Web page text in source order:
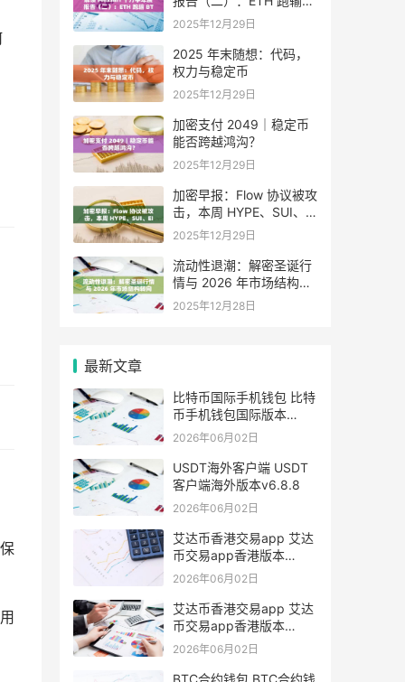
BTC，是边缘化还是定价
2025年12月29日
2025 年末随想：代码，
权力与稳定币
2025年12月29日
加密支付 2049｜稳定币
能否跨越鸿沟？
2025年12月29日
加密早报：Flow 协议被攻
击，本周 HYPE、SUI、
EIGEN 等代币将迎来大额
2025年12月29日
流动性退潮：解密圣诞行
情与 2026 年市场结构转
向
2025年12月28日
最新文章
比特币国际手机钱包 比特
币手机钱包国际版本
v6.1.8
2026年06月02日
USDT海外客户端 USDT
客户端海外版本v6.8.8
2026年06月02日
艾达币香港交易app 艾达
币交易app香港版本
v6.0.9
2026年06月02日
艾达币香港交易app 艾达
币交易app香港版本
v6.0.9
2026年06月02日
BTC合约钱包 BTC合约钱